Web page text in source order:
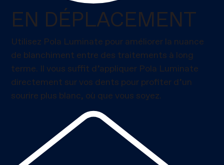
EN DÉPLACEMENT
Utilisez Pola Luminate pour améliorer la nuance
de blanchiment entre des traitements à long
terme. Il vous suffit d’appliquer Pola Luminate
directement sur vos dents pour profiter d’un
sourire plus blanc, où que vous soyez.